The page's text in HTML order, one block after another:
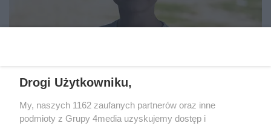
Drogi Użytkowniku,
My, naszych 1162 zaufanych partnerów oraz inne
podmioty z Grupy 4media uzyskujemy dostęp i